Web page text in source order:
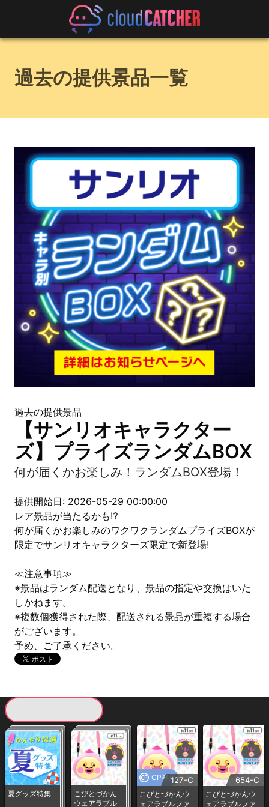
過去の提供景品一覧
過去の提供景品
【サンリオキャラクター
ズ】プライズランダムBOX
何が届くかお楽しみ！ランダムBOX登場！
提供開始日: 2026-05-29 00:00:00
レア景品が当たるかも⁉
何が届くかお楽しみのワクワクランダムプライズBOXが
限定でサンリオキャラクターズ限定で新登場!
≪注意事項≫
※景品はランダム配送となり、景品の指定や交換はいた
しかねます。
※複数個獲得された際、配送される景品が重複する場合
がございます。
予め、ご了承ください。
夏グッズ特集
こびとづかん
ウェアラブル
CP専用127-C
こびとづかんウ
ェアラブルファ
654-C
こびとづかんウ
ェアラブルファ